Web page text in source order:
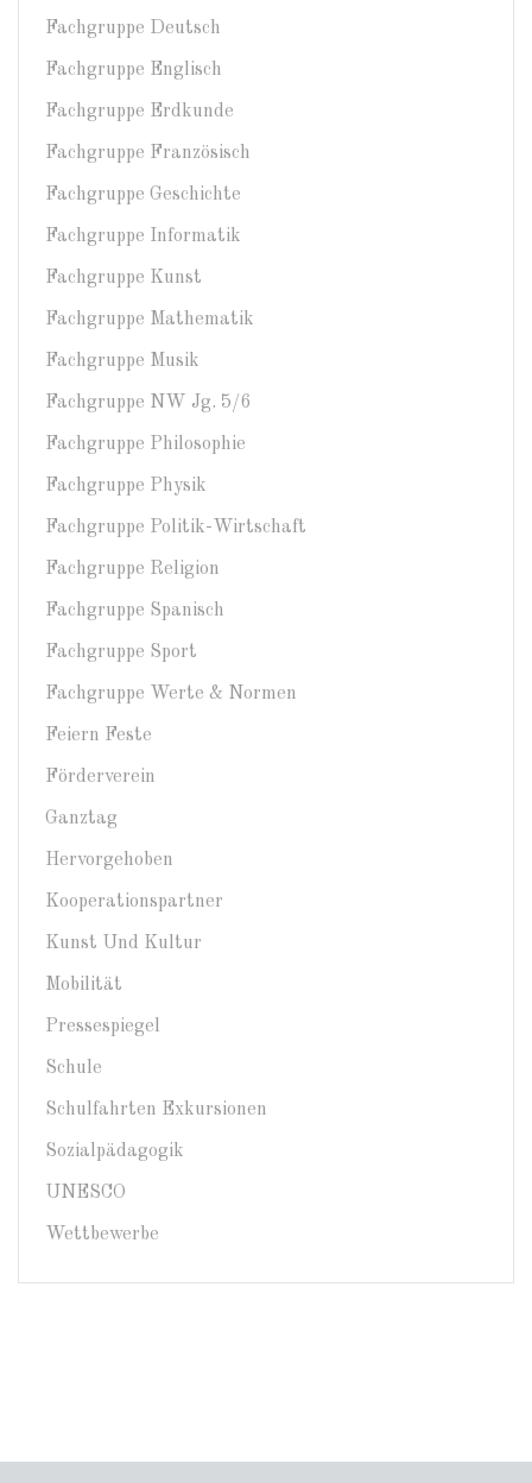
Fachgruppe Deutsch
Fachgruppe Englisch
Fachgruppe Erdkunde
Fachgruppe Französisch
Fachgruppe Geschichte
Fachgruppe Informatik
Fachgruppe Kunst
Fachgruppe Mathematik
Fachgruppe Musik
Fachgruppe NW Jg. 5/6
Fachgruppe Philosophie
Fachgruppe Physik
Fachgruppe Politik-Wirtschaft
Fachgruppe Religion
Fachgruppe Spanisch
Fachgruppe Sport
Fachgruppe Werte & Normen
Feiern Feste
Förderverein
Ganztag
Hervorgehoben
Kooperationspartner
Kunst Und Kultur
Mobilität
Pressespiegel
Schule
Schulfahrten Exkursionen
Sozialpädagogik
UNESCO
Wettbewerbe